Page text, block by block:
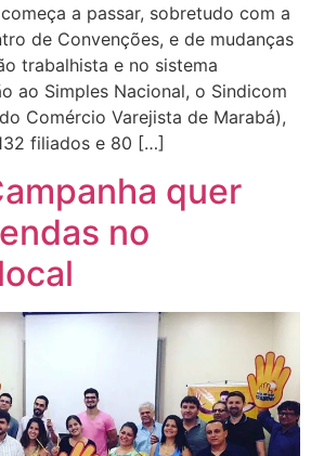
a passar, sobretudo com a
de Convenções, e de mudanças
trabalhista e no sistema
ao Simples Nacional, o Sindicom
Comércio Varejista de Marabá),
filiados e 80 […]
quer
no